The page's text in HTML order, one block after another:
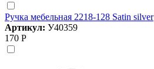
Ручка мебельная 2218-128 Satin silver
Артикул: У40359
170 Р